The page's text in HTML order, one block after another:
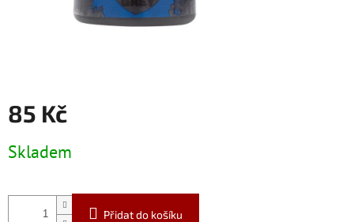
85 Kč
cena:
Skladem
Přidat do košíku